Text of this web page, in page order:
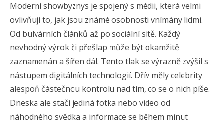
Moderní showbyznys je spojený s médii, která velmi
ovlivňují to, jak jsou známé osobnosti vnímány lidmi.
Od bulvárních článků až po sociální sítě. Každý
nevhodný výrok či přešlap může být okamžitě
zaznamenán a šířen dál. Tento tlak se výrazně zvýšil s
nástupem digitálních technologií. Dřív měly celebrity
alespoň částečnou kontrolu nad tím, co se o nich píše.
Dneska ale stačí jediná fotka nebo video od
náhodného svědka a informace se během minut